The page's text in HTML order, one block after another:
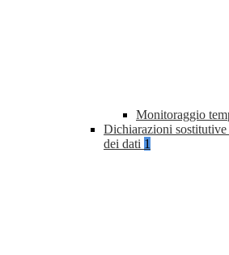
Monitoraggio
Dichiarazioni
dei dati 1